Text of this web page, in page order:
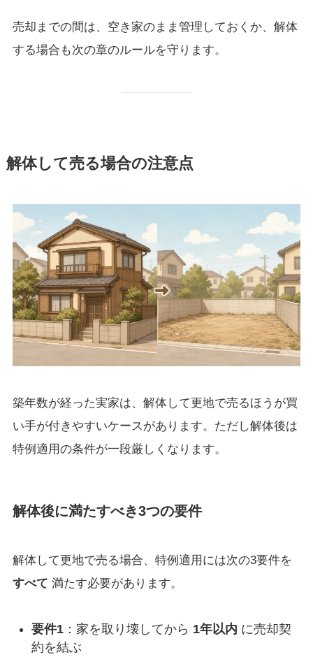
売却までの間は、空き家のまま管理しておくか、解体
する場合も次の章のルールを守ります。
解体して売る場合の注意点
築年数が経った実家は、解体して更地で売るほうが買
い手が付きやすいケースがあります。ただし解体後は
特例適用の条件が一段厳しくなります。
解体後に満たすべき3つの要件
解体して更地で売る場合、特例適用には次の3要件を
すべて 満たす必要があります。
要件1：家を取り壊してから 1年以内 に売却契
約を結ぶ